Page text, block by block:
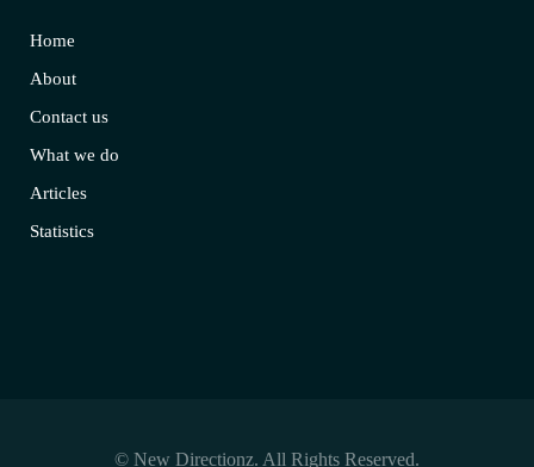
Home
About
Contact us
What we do
Articles
Statistics
© New Directionz. All Rights Reserved.